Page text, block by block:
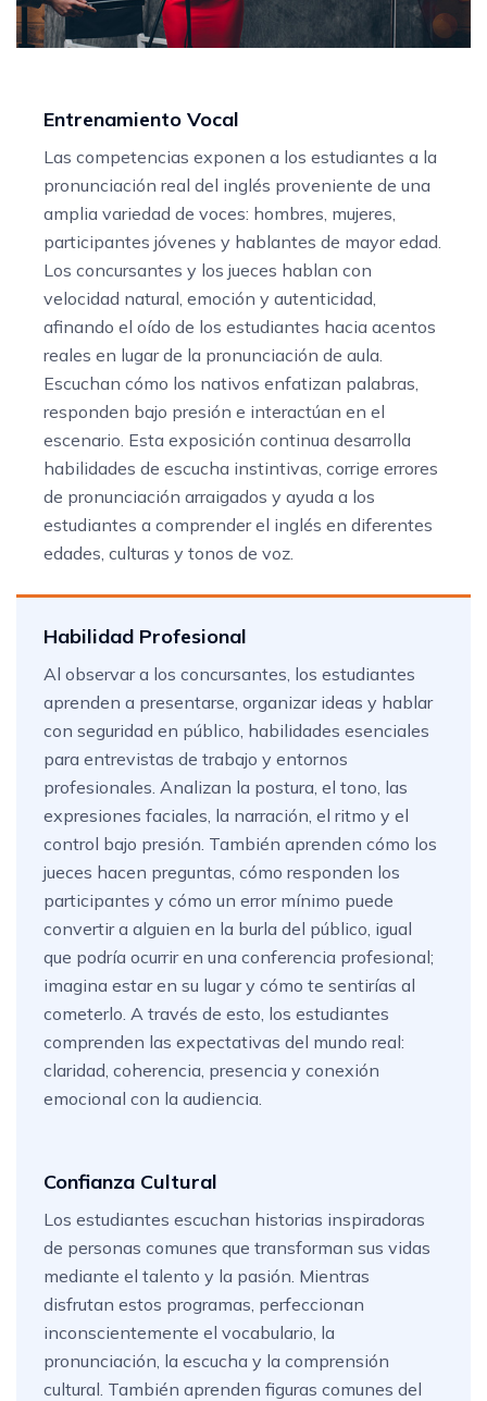
Entrenamiento Vocal
Las competencias exponen a los estudiantes a la
pronunciación real del inglés proveniente de una
amplia variedad de voces: hombres, mujeres,
participantes jóvenes y hablantes de mayor edad.
Los concursantes y los jueces hablan con
velocidad natural, emoción y autenticidad,
afinando el oído de los estudiantes hacia acentos
reales en lugar de la pronunciación de aula.
Escuchan cómo los nativos enfatizan palabras,
responden bajo presión e interactúan en el
escenario. Esta exposición continua desarrolla
habilidades de escucha instintivas, corrige errores
de pronunciación arraigados y ayuda a los
estudiantes a comprender el inglés en diferentes
edades, culturas y tonos de voz.
Habilidad Profesional
Al observar a los concursantes, los estudiantes
aprenden a presentarse, organizar ideas y hablar
con seguridad en público, habilidades esenciales
para entrevistas de trabajo y entornos
profesionales. Analizan la postura, el tono, las
expresiones faciales, la narración, el ritmo y el
control bajo presión. También aprenden cómo los
jueces hacen preguntas, cómo responden los
participantes y cómo un error mínimo puede
convertir a alguien en la burla del público, igual
que podría ocurrir en una conferencia profesional;
imagina estar en su lugar y cómo te sentirías al
cometerlo. A través de esto, los estudiantes
comprenden las expectativas del mundo real:
claridad, coherencia, presencia y conexión
emocional con la audiencia.
Confianza Cultural
Los estudiantes escuchan historias inspiradoras
de personas comunes que transforman sus vidas
mediante el talento y la pasión. Mientras
disfrutan estos programas, perfeccionan
inconscientemente el vocabulario, la
pronunciación, la escucha y la comprensión
cultural. También aprenden figuras comunes del